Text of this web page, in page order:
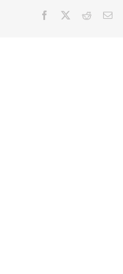
Facebook Reddit